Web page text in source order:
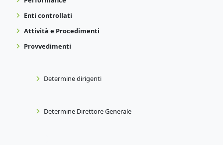
Enti controllati
Attività e Procedimenti
Provvedimenti
Determine dirigenti
Determine Direttore Generale